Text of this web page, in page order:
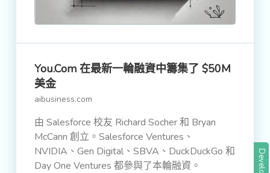
You.com 在最新一輪融資中籌集了 $50M
美金
aibusiness.com
由 Salesforce 校友 Richard Socher 和 Bryan
McCann 創立。Salesforce Ventures、
NVIDIA、Gen Digital、SBVA、DuckDuckGo 和
Day One Ventures 都參與了本輪融資。